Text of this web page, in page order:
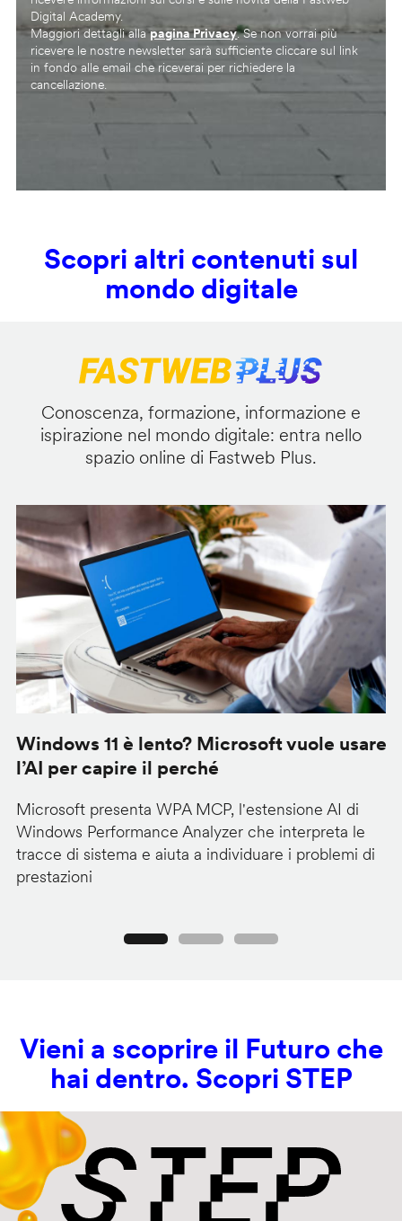
Digital Academy.
Maggiori dettagli allapagina Privacy. Se non vorrai più
ricevere le nostre newsletter sarà sufficiente cliccare sul link
in fondo alle email che riceverai per richiedere la
cancellazione.
Scopri altri contenuti sul
mondo digitale
Conoscenza, formazione, informazione e
ispirazione nel mondo digitale: entra nello
spazio online di Fastweb Plus.
Windows 11 è lento? Microsoft vuole usare
l’AI per capire il perché
Microsoft presenta WPA MCP, l'estensione AI di
Windows Performance Analyzer che interpreta le
tracce di sistema e aiuta a individuare i problemi di
prestazioni
Vieni a scoprire il Futuro che
hai dentro. Scopri STEP